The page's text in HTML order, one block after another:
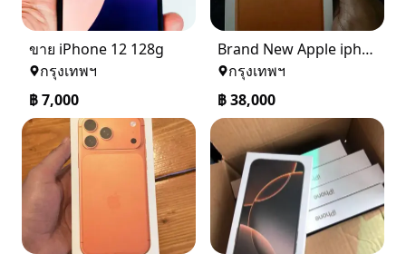
ขาย iPhone 12 128g
กรุงเทพฯ
฿7,000
Brand New Apple iphone 17Pro Max 256GB Cosmic Orange
กรุงเทพฯ
฿38,000